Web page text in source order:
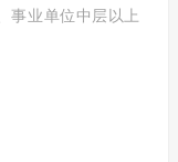
事业单位中层以上